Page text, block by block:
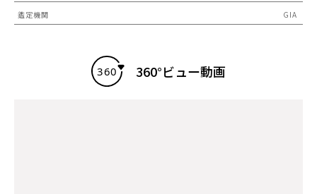
鑑定機関 GIA
360°ビュー動画